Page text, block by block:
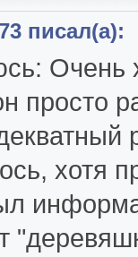
писал(а):
Очень
просто
хотя